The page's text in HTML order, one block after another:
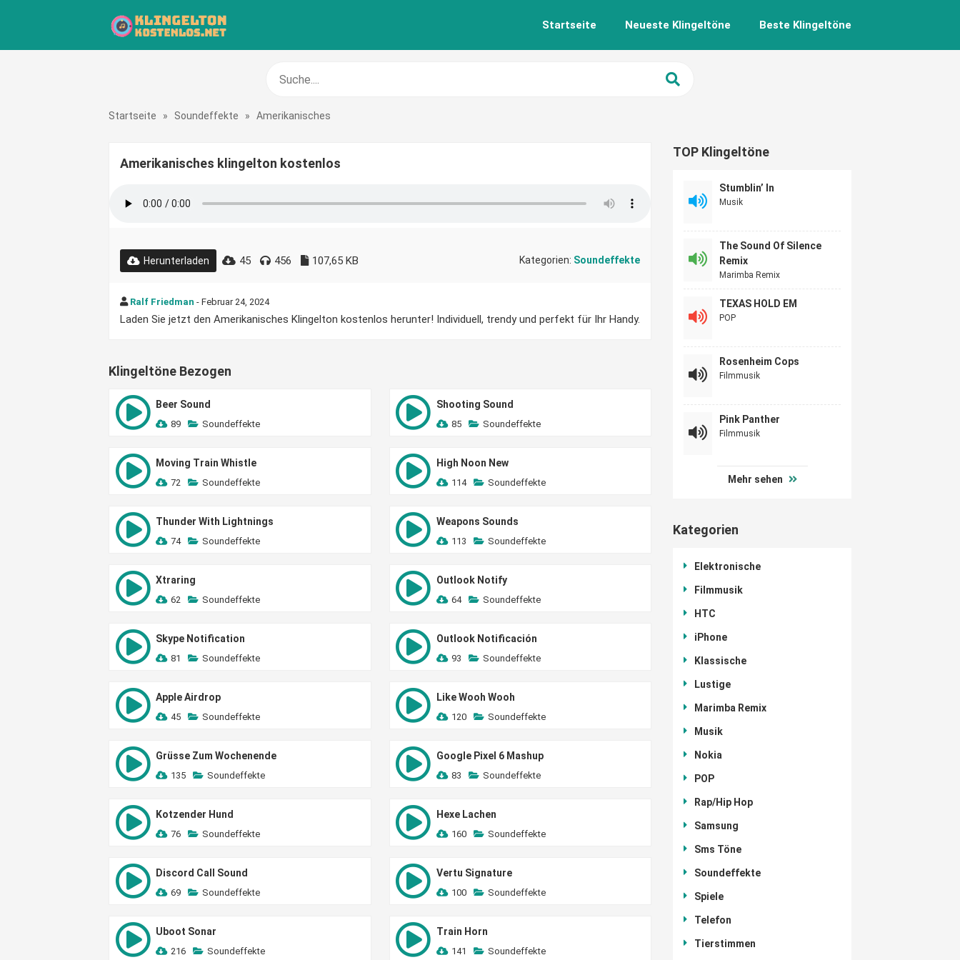
Startseite Neueste Klingeltöne Beste Klingeltöne
Startseite » Soundeffekte » Amerikanisches
Amerikanisches klingelton kostenlos
Herunterladen 45 456 107,65 KB Kategorien: Soundeffekte
Ralf Friedman - Februar 24, 2024
Laden Sie jetzt den Amerikanisches Klingelton kostenlos herunter! Individuell, trendy und perfekt für Ihr Handy.
Klingeltöne Bezogen
Beer Sound
89 Soundeffekte
Shooting Sound
85 Soundeffekte
Moving Train Whistle
72 Soundeffekte
High Noon New
114 Soundeffekte
Thunder With Lightnings
74 Soundeffekte
Weapons Sounds
113 Soundeffekte
Xtraring
62 Soundeffekte
Outlook Notify
64 Soundeffekte
Skype Notification
81 Soundeffekte
Outlook Notificación
93 Soundeffekte
Apple Airdrop
45 Soundeffekte
Like Wooh Wooh
120 Soundeffekte
Grüsse Zum Wochenende
135 Soundeffekte
Google Pixel 6 Mashup
83 Soundeffekte
Kotzender Hund
76 Soundeffekte
Hexe Lachen
160 Soundeffekte
Discord Call Sound
69 Soundeffekte
Vertu Signature
100 Soundeffekte
Uboot Sonar
216 Soundeffekte
Train Horn
141 Soundeffekte
TOP Klingeltöne
Stumblin’ In
Musik
The Sound Of Silence
Remix
Marimba Remix
TEXAS HOLD EM
POP
Rosenheim Cops
Filmmusik
Pink Panther
Filmmusik
Mehr sehen
Kategorien
Elektronische
Filmmusik
HTC
iPhone
Klassische
Lustige
Marimba Remix
Musik
Nokia
POP
Rap/Hip Hop
Samsung
Sms Töne
Soundeffekte
Spiele
Telefon
Tierstimmen